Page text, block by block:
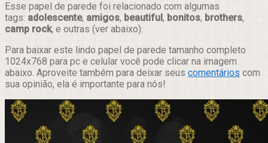
Esse papel de parede foi relacionado com algumas
tags: adolescente, amigos, beautiful, bonitos, brothers,
camp rock, e outras (ver abaixo).
Para baixar este lindo papel de parede tamanho completo
1024x768 para pc e celular você pode clicar na imagem
abaixo. Aproveite também para deixar seus comentários com
sua opinião, ela é importante para nós!